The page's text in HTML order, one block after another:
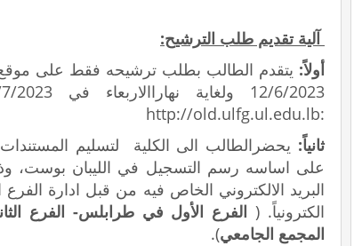
آلية تقديم طلب الترشيح:
أولاً: يتقدم الطالب بطلب ترشيحه فقط على موقع
:http://old.ulfg.ul.edu.lb
ثانياً: يحضرالطالب الى الكلية لتسليم
على اساسه رسم التسجيل في الليبان بوست،
البريد الالكتروني الخاص فيه من قبل ادارة
الكترونياً. ( الفرع الأول في طرابلس- الفرع
المجمع الجامعي).